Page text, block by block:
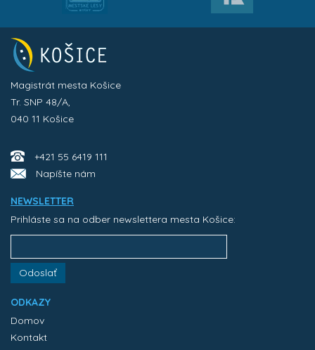
Magistrát mesta Košice
Tr. SNP 48/A,
040 11 Košice
+421 55 6419 111
Napíšte nám
NEWSLETTER
Prihláste sa na odber newslettera mesta Košice:
Odoslať
ODKAZY
Domov
Kontakt